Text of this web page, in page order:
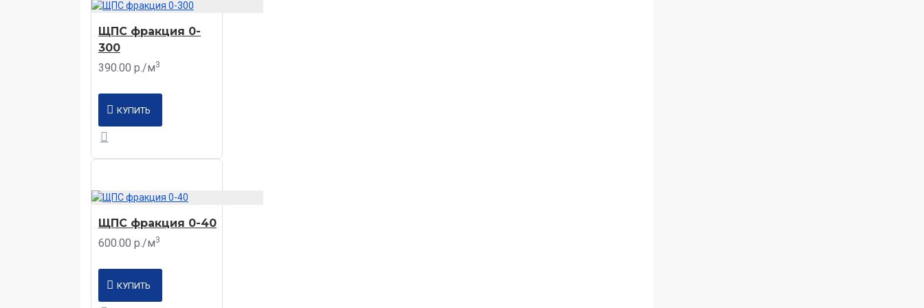
ЩПС фракция 0-
300
390.00 р./м3
КУПИТЬ
ЩПС фракция 0-40
600.00 р./м3
КУПИТЬ